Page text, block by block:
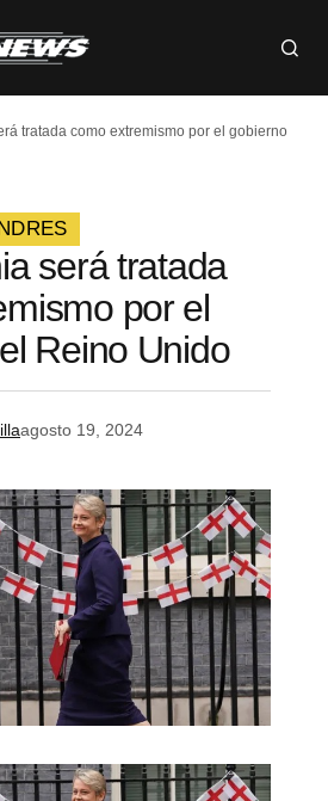
tratada como extremismo por el gobierno
será tratada
por el
Reino Unido
agosto 19, 2024